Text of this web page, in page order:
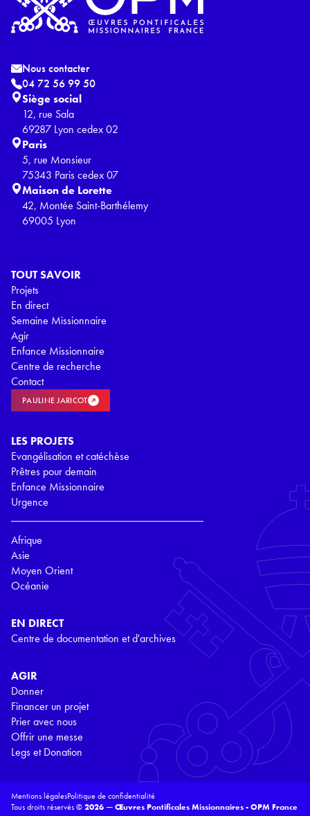
TOUT SAVOIR
Projets
En direct
Semaine Missionnaire
Agir
Enfance Missionnaire
Centre de recherche
Contact
PAULINE JARICOT
LES PROJETS
Evangélisation et catéchèse
Prêtres pour demain
Enfance Missionnaire
Urgence
Afrique
Asie
Moyen Orient
Océanie
EN DIRECT
Centre de documentation et d'archives
AGIR
Donner
Financer un projet
Prier avec nous
Offrir une messe
Legs et Donation
Nous contacter
04 72 56 99 50
Siège social
12, rue Sala
69287 Lyon cedex 02
Paris
5, rue Monsieur
75343 Paris cedex 07
Maison de Lorette
42, Montée Saint-Barthélemy
69005 Lyon
Mentions légalesPolitique de confidentialité
Tous droits réservés ©2026 — Œuvres Pontificales Missionnaires - OPM France